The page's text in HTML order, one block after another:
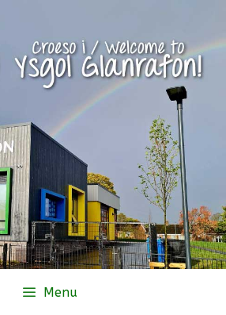
Menu